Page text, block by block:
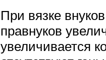
При вязке
правнуков
увеличивается